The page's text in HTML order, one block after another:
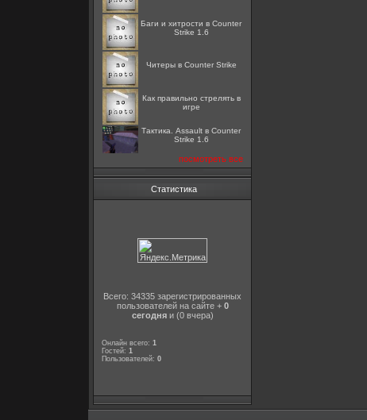
Баги и хитрости в Counter
Strike 1.6
Читеры в Counter Strike
Как правильно стрелять в
игре
Тактика. Assault в Counter
Strike 1.6
посмотреть все
Статистика
Всего: 34335 зарегистрированных
пользователей на сайте + 0
сегодняи (0 вчера)
Онлайн всего: 1
Гостей: 1
Пользователей: 0